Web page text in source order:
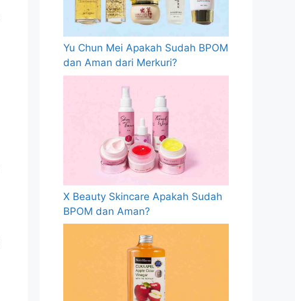
Yu Chun Mei Apakah Sudah BPOM
dan Aman dari Merkuri?
X Beauty Skincare Apakah Sudah
BPOM dan Aman?